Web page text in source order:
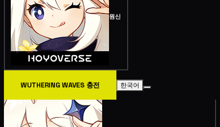
원신
WUTHERING WAVES 충전 한국어